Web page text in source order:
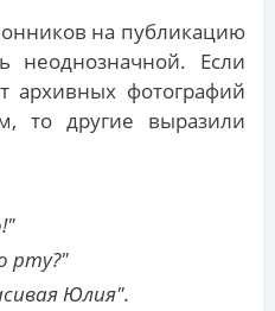
на публикацию
неоднозначной. Если
архивных фотографий
то другие выразили
рту?"
Юлия".